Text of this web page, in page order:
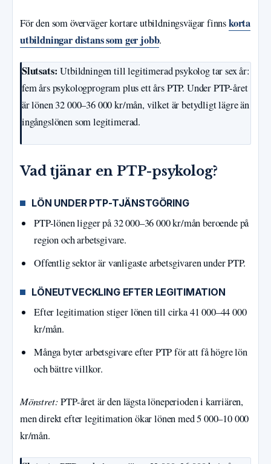
För den som överväger kortare utbildningsvägar finnskorta
utbildningar distans som ger jobb.
Slutsats: Utbildningen till legitimerad psykolog tar sex år:
fem års psykologprogram plus ett års PTP. Under PTP-året
är lönen 32 000–36 000 kr/mån, vilket är betydligt lägre än
ingångslönen som legitimerad.
Vad tjänar en PTP-psykolog?
LÖN UNDER PTP-TJÄNSTGÖRING
PTP-lönen ligger på 32 000–36 000 kr/mån beroende på
region och arbetsgivare.
Offentlig sektor är vanligaste arbetsgivaren under PTP.
LÖNEUTVECKLING EFTER LEGITIMATION
Efter legitimation stiger lönen till cirka 41 000–44 000
kr/mån.
Många byter arbetsgivare efter PTP för att få högre lön
och bättre villkor.
Mönstret:PTP-året är den lägsta löneperioden i karriären,
men direkt efter legitimation ökar lönen med 5 000–10 000
kr/mån.